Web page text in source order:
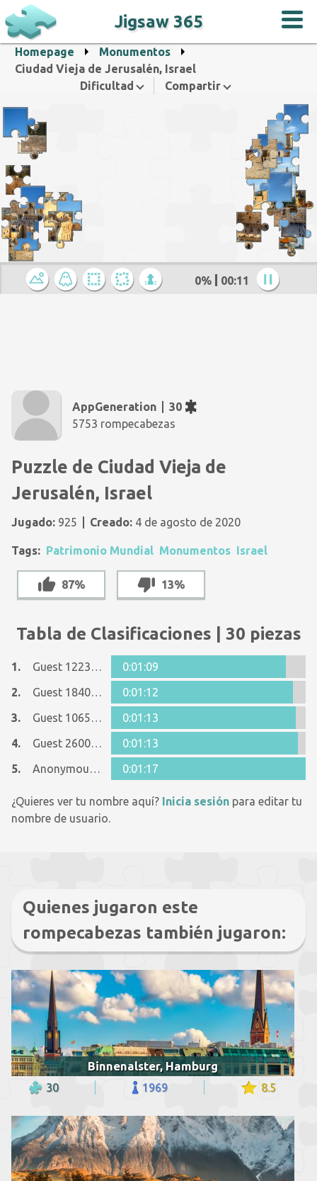
Jigsaw 365
Homepage
Monumentos
Ciudad Vieja de Jerusalén, Israel
Dificultad
Compartir
0% 00:12
AppGeneration
30
5753 rompecabezas
Puzzle de Ciudad Vieja de
Jerusalén, Israel
Jugado: 925 Creado: 4 de agosto de 2020
Tags: Patrimonio Mundial Monumentos Israel
87% 13%
Tabla de Clasificaciones | 30 piezas
1. Guest 12237642
0:01:09
2.
Guest 18401272
0:01:12
3.
Guest 10650326
0:01:13
4.
Guest 26005481
0:01:13
5.
Anonymous 1125998 0:01:17
¿Quieres ver tu nombre aquí? Inicia sesión para editar tu
nombre de usuario.
Quienes jugaron este
rompecabezas también jugaron:
Binnenalster, Hamburg
30 1969 8.5